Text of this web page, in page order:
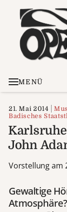
MENÜ
21. Mai 2014
Badisches
John
Vorstellung am
Gewaltige